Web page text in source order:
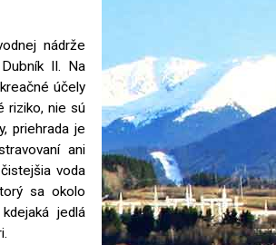
nádrže
II. Na
účely
riziko, nie sú
priehrada je
ani
voda
sa okolo
jedlá